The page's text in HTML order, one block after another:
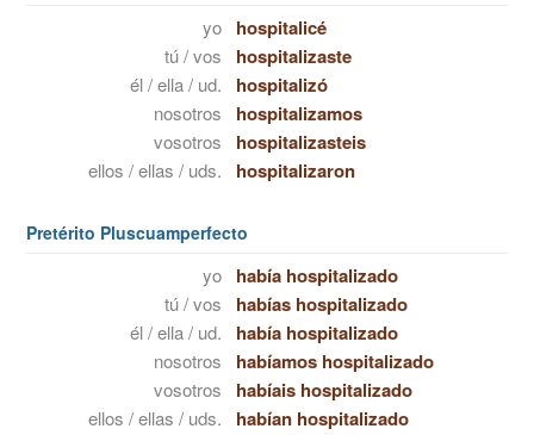
yo hospitalicé
tú / vos hospitalizaste
él / ella / ud. hospitalizó
nosotros hospitalizamos
vosotros hospitalizasteis
ellos / ellas / uds. hospitalizaron
Pretérito Pluscuamperfecto
yo había hospitalizado
tú / vos habías hospitalizado
él / ella / ud. había hospitalizado
nosotros habíamos hospitalizado
vosotros habíais hospitalizado
ellos / ellas / uds. habían hospitalizado